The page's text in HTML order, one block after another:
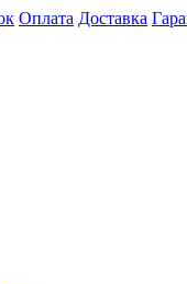
Оплата Доставка